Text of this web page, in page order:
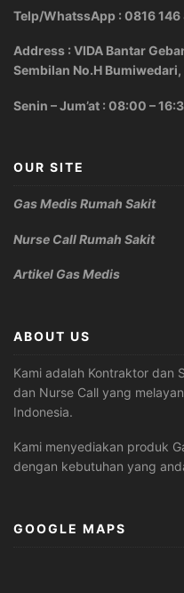
Telp/WhatssApp : 0816
Address : VIDA Bantar
Sembilan No.H
Senin – Jum’at : 08:00 –
OUR SITE
Gas Medis Rumah Sakit
Nurse Call Rumah Sakit
Artikel Gas Medis
ABOUT US
Kami adalah Kontraktor dan
dan Nurse Call yang
Indonesia.
Kami menyediakan produk
dengan kebutuhan yang
GOOGLE MAPS